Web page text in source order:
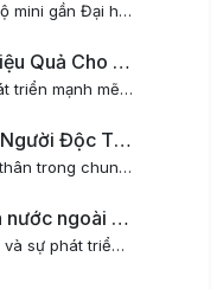
Nếu bạn đang tìm kiếm căn hộ mini gần Đại học Sân khấu Điện ảnh, AOM Home là lựa chọn hoàn hảo dành cho bạn. Với vị trí đắc địa, tiện nghi hiện đại và phong cách sống xanh kết hợp thiết kế nội thất chill, AOM Home mang đến không gian sống tiện nghi,...
Làm Việc và Sinh Hoạt Hiệu Quả Cho Gia Đình Trẻ Khi Thuê Chung Cư Mini
Trong thời đại công nghệ phát triển mạnh mẽ, xu hướng làm việc tại nhà ngày càng phổ biến, đặc biệt đối với các gia đình trẻ. Tuy nhiên, không phải ai cũng có không gian lý tưởng để vừa làm việc vừa sinh hoạt thoải mái. Đó là lý do thuê chung cư...
Gợi Ý Decor Phòng Cho Người Độc Thân Trong Chung Cư Mini Hiện Đại
Decor phòng của người độc thân trong chung cư mini là một nghệ thuật thú vị, giúp biến không gian sống trở nên tiện nghi, phong cách và thể hiện cá tính riêng. Đặc biệt với những ai yêu thích sự tối giản, hiện đại nhưng vẫn muốn có một không gian...
Decor phòng chuyên gia nước ngoài sống tại căn hộ mini sang trọng và tiện nghi
Trong bối cảnh toàn cầu hóa và sự phát triển mạnh mẽ của các doanh nghiệp quốc tế tại Hà Nội, nhu cầu về căn hộ dịch vụ mini cho chuyên gia nước ngoài ngày càng tăng cao. Việc decor phòng dành cho chuyên gia nước ngoài không chỉ đòi hỏi sự hiện đại,...